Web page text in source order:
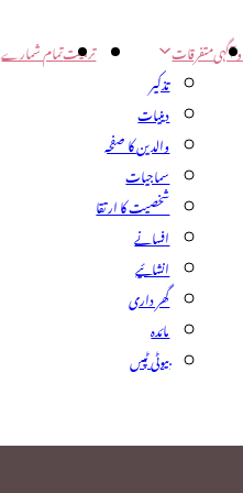
آگہیمتفرقات
تذکیر
دینیات
والدین کا صفحہ
سماجیات
شخصیت کا ارتقا
افسانے
انشائیے
گھر داری
مائدہ
بیوٹی ٹپس
تربیتتمام شمارے